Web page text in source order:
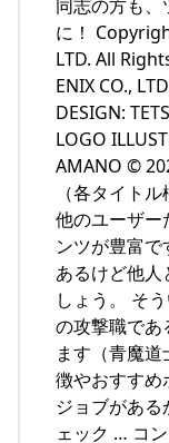
同志の方も
に！
LTD. All
ENIX CO.,
DESIGN:
LOGO
AMANO ©
（各タイト
他のユーザー
ンツが豊富
あるけど他
しょう。 そ
の攻撃職であ
ます（青魔
徴やおすすめ
ジョブがあ
ェック … コ